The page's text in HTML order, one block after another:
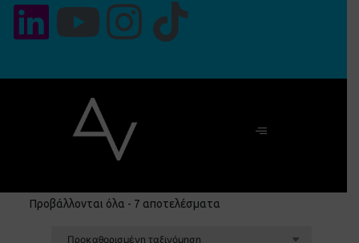
Προβάλλονται όλα - 7 αποτελέσματα